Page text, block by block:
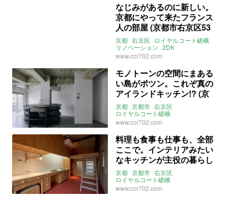
なじみがあるのに新しい。
京都にやって来たフランス
人の部屋 (京都市右京区53
㎡の賃貸物件)
京都 右京区
ロイヤルコート嵯峨
リノベーション 2DK
ペット飼育相談可
www.ccr702.com
モノトーンの空間にまある
い島がポツン。これぞ真の
アイランドキッチン!? (京
都市右京区55㎡の賃貸物
件)
京都 京都市 右京区
ロイヤルコート嵯峨
リノベーション
アイランドキッチン
事務所利用相談可
ワンルーム
賃貸
www.ccr702.com
料理も食事も仕事も、全部
ここで。インテリアみたい
なキッチンが主役の暮らし
(京都市右京区25㎡の賃貸
物件)
京都 京都市 右京区
ロイヤルコート嵯峨
リノベーション
ロフト
ペット飼育相談可
www.ccr702.com